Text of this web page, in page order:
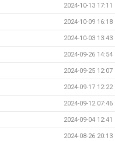
2024-10-13 17:11
2024-10-09 16:18
2024-10-03 13:43
2024-09-26 14:54
2024-09-25 12:07
2024-09-17 12:22
2024-09-12 07:46
2024-09-04 12:41
2024-08-26 20:13